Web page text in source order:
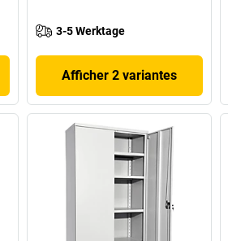
3-5 Werktage
Afficher 2 variantes